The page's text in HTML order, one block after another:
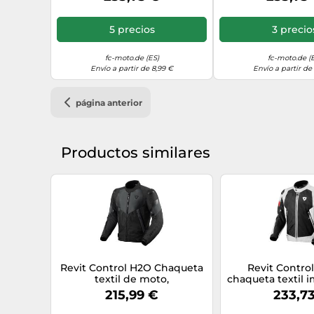
5 precios
fc-moto.de (ES)
Envío a partir de 8,99 €
3
fc-moto.de
Envío a partir de
página anterior
Productos similares
Revit Control H2O Chaqueta
textil de moto,
negro/antracita, Talla S
215,99 €
Revit
chaqueta textil
para
Blanco/